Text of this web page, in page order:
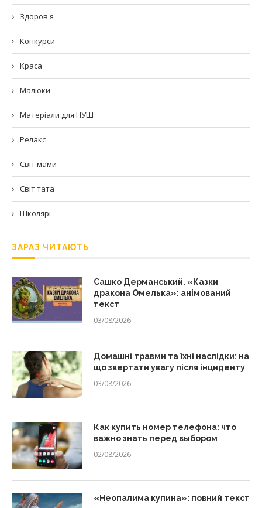
Здоров'я
Конкурси
Краса
Малюки
Матеріали для НУШ
Релакс
Світ мами
Світ тата
Школярі
ЗАРАЗ ЧИТАЮТЬ
Сашко Дерманський. «Казки
дракона Омелька»: анімований
текст
03/08/2026
Домашні травми та їхні наслідки: на
що звертати увагу після інциденту
03/08/2026
Как купить номер телефона: что
важно знать перед выбором
02/08/2026
«Неопалима купина»: повний текст